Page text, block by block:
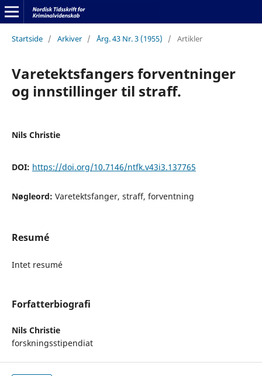
Startside / Arkiver / Årg. 43 Nr. 3 (1955) / Artikler
Varetektsfangers forventninger
og innstillinger til straff.
Nils Christie
DOI: https://doi.org/10.7146/ntfk.v43i3.137765
Nøgleord: Varetektsfanger, straff, forventning
Resumé
Intet resumé
Forfatterbiografi
Nils Christie
forskningsstipendiat